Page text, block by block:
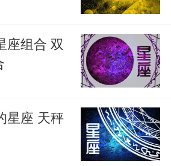
座组合 双
星座 天秤